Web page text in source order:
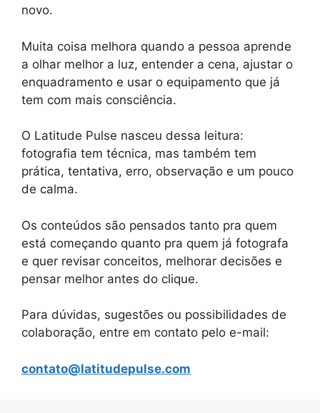
novo.
Muita coisa melhora quando a pessoa aprende
a olhar melhor a luz, entender a cena, ajustar o
enquadramento e usar o equipamento que já
tem com mais consciência.
O Latitude Pulse nasceu dessa leitura:
fotografia tem técnica, mas também tem
prática, tentativa, erro, observação e um pouco
de calma.
Os conteúdos são pensados tanto pra quem
está começando quanto pra quem já fotografa
e quer revisar conceitos, melhorar decisões e
pensar melhor antes do clique.
Para dúvidas, sugestões ou possibilidades de
colaboração, entre em contato pelo e-mail:
contato@latitudepulse.com